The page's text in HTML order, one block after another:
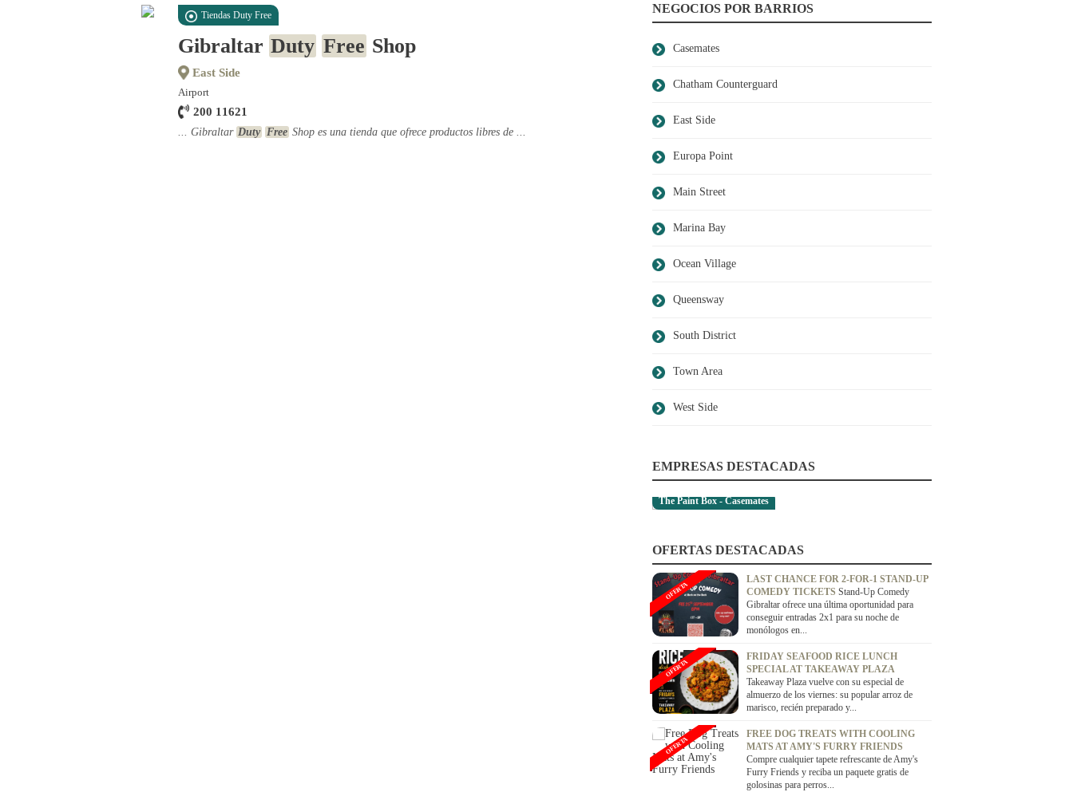
NEGOCIOS POR BARRIOS
Casemates
Chatham Counterguard
East Side
Europa Point
Main Street
Marina Bay
Ocean Village
Queensway
South District
Town Area
West Side
EMPRESAS DESTACADAS
The Paint Box - Casemates
OFERTAS DESTACADAS
LAST CHANCE FOR 2-FOR-1 STAND-UP
COMEDY TICKETS Stand-Up Comedy
Gibraltar ofrece una última oportunidad para
conseguir entradas 2x1 para su noche de
monólogos en...
OFERTA
FRIDAY SEAFOOD RICE LUNCH
SPECIAL AT TAKEAWAY PLAZA
Takeaway Plaza vuelve con su especial de
almuerzo de los viernes: su popular arroz de
marisco, recién preparado y...
OFERTA
FREE DOG TREATS WITH COOLING
MATS AT AMY'S FURRY FRIENDS
Compre cualquier tapete refrescante de Amy's
Furry Friends y reciba un paquete gratis de
golosinas para perros...
OFERTA
Tiendas Duty Free
Gibraltar Duty Free Shop
East Side
Airport
200 11621
... Gibraltar Duty Free Shop es una tienda que ofrece productos libres de ...